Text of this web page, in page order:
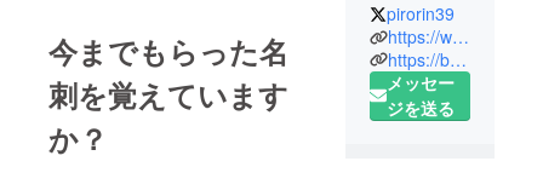
今までもらった名
刺を覚えています
か？
田端のため
に生きる
人。
1989年田端
pirorin39
https://www.tabatime.net/
https://bar.tabatime.net/
メッセー
ジを送る